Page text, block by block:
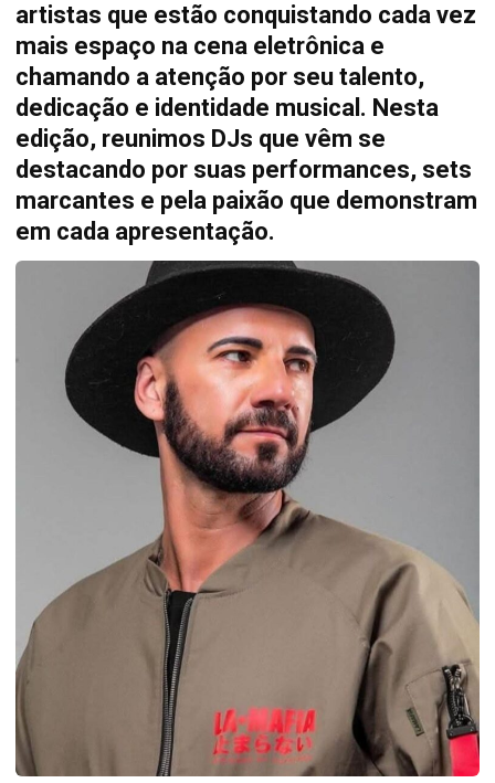
artistas que estão conquistando cada vez
mais espaço na cena eletrônica e
chamando a atenção por seu talento,
dedicação e identidade musical. Nesta
edição, reunimos DJs que vêm se
destacando por suas performances, sets
marcantes e pela paixão que demonstram
em cada apresentação.